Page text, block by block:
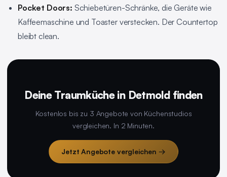
Pocket Doors: Schiebetüren-Schränke, die Geräte wie
Kaffeemaschine und Toaster verstecken. Der Countertop
bleibt clean.
Deine Traumküche in Detmold finden
Kostenlos bis zu 3 Angebote von Küchenstudios
vergleichen. In 2 Minuten.
Jetzt Angebote vergleichen →